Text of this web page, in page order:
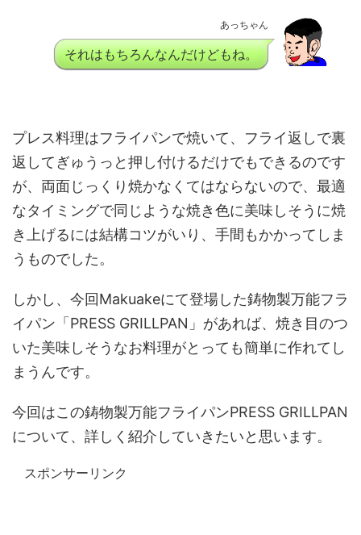
あっちゃん
それはもちろんなんだけどもね。
プレス料理はフライパンで焼いて、フライ返しで裏
返してぎゅうっと押し付けるだけでもできるのです
が、両面じっくり焼かなくてはならないので、最適
なタイミングで同じような焼き色に美味しそうに焼
き上げるには結構コツがいり、手間もかかってしま
うものでした。
しかし、今回Makuakeにて登場した鋳物製万能フラ
イパン「PRESS GRILLPAN」があれば、焼き目のつ
いた美味しそうなお料理がとっても簡単に作れてし
まうんです。
今回はこの鋳物製万能フライパンPRESS GRILLPAN
について、詳しく紹介していきたいと思います。
スポンサーリンク